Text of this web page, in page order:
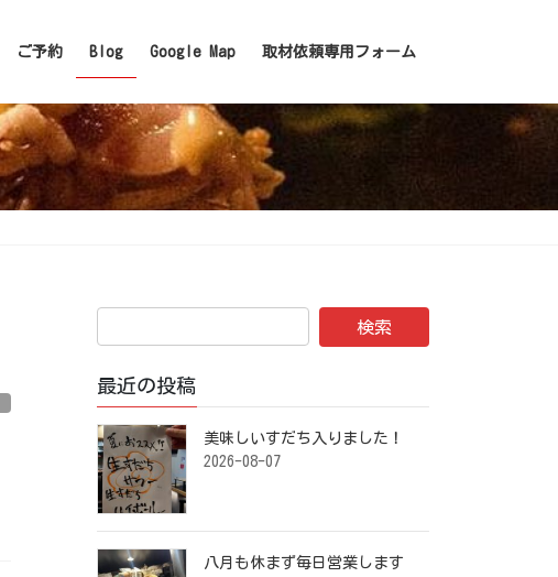
ご予約 Blog Google Map 取材依頼専用フォーム
最近の投稿
美味しいすだち入りました！ ⁡
2026-08-07
八月も休まず毎日営業します️ ⁡